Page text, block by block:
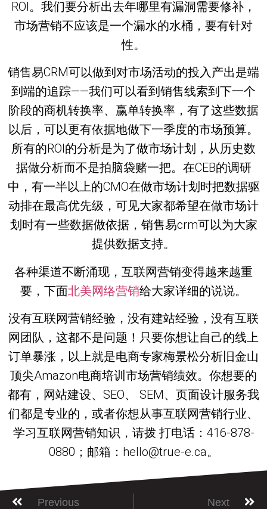
ROI。我们要分析出去年哪里有漏洞需要修补，
市场营销不应该是一个漏水的水桶，要有针对
性。
销售易CRM可以做到对市场活动的投入产出是端
到端的追踪——我们可以看到销售线索到下一个
阶段的商机转换率、赢单转换率，有了这些数据
以后，可以更有依据地做下一季度的市场预算。
所有的ROI的分析是为了做市场计划，从历史数
据做分析而不是拍脑袋赌一把。在CEB的调研
中，有一半以上的CMO在做市场计划时把数据驱
动排在最高优先级，可见大家都希望在做市场计
划时有一些数据做依据，销售易crm可以为大家
提供数据支持。
各种渠道不断涌现，互联网营销变得越来越重
要，下面北美网络营销给大家详细的说说。
没有互联网营销经验，没有建站经验，没有互联
网团队，这都不是问题！只要你想让自己的线上
订单暴涨，以上就是电商专家梅景松分析旧金山
顶尖Amazon电商培训市场营销绩效。你想要的
都有，网站建设、SEO、 SEM、页面设计服务我
们都是专业的，或者你想从事互联网营销行业、
学习互联网营销知识，请拨 打电话：416-878-
0880；邮箱：hello@true-e.ca。
Previous Next